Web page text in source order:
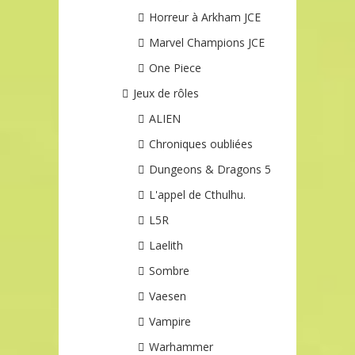
Horreur à Arkham JCE
Marvel Champions JCE
One Piece
Jeux de rôles
ALIEN
Chroniques oubliées
Dungeons & Dragons 5
L'appel de Cthulhu.
L5R
Laelith
Sombre
Vaesen
Vampire
Warhammer